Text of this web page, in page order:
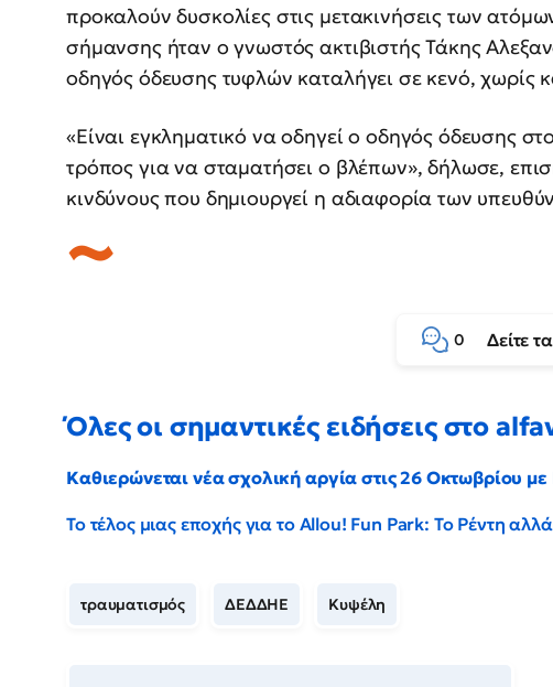
προκαλούν δυσκολίες στις μετακινήσεις των
σήμανσης ήταν ο γνωστός ακτιβιστής Τάκης
οδηγός όδευσης τυφλών καταλήγει σε κενό, χωρίς
«Είναι εγκληματικό να οδηγεί ο οδηγός όδευσης στο
τρόπος για να σταματήσει ο βλέπων», δήλωσε,
κινδύνους που δημιουργεί η αδιαφορία των
0 Δείτε
Όλες οι σημαντικές ειδήσεις στο
Καθιερώνεται νέα σχολική αργία στις 26 Οκτωβρίου
Το τέλος μιας εποχής για το Allou! Fun Park: Το Ρέντη
τραυματισμός ΔΕΔΔΗΕ Κυψέλη